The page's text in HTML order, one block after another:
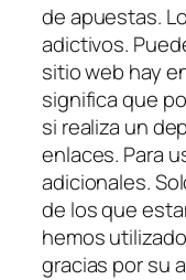
de apuestas.
adictivos.
sitio web hay
significa que
si realiza un
enlaces. Para
adicionales.
de los que
hemos
gracias por su